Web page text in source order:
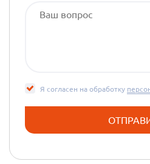
Я согласен на обработку